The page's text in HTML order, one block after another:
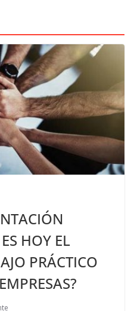
HOY EL
PRÁCTICO